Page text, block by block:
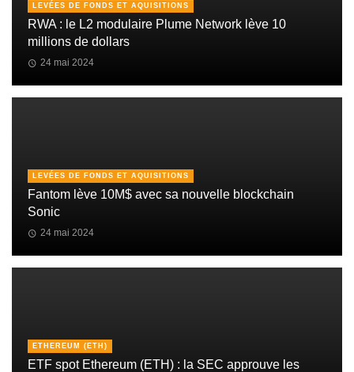
LEVÉES DE FONDS ET AQUISITIONS
RWA : le L2 modulaire Plume Network lève 10
millions de dollars
24 mai 2024
LEVÉES DE FONDS ET AQUISITIONS
Fantom lève 10M$ avec sa nouvelle blockchain
Sonic
24 mai 2024
ETHEREUM (ETH)
ETF spot Ethereum (ETH) : la SEC approuve les